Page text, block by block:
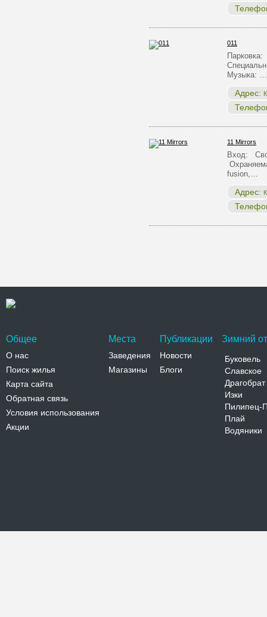
011
Музыка: …
Адрес:
11 Mirrors
Вход:
fusion,…
Адрес:
Общее
О нас
Поиск жилья
Карта сайта
Обратная связь
Условия использования
Акции
Места
Заведения
Магазины
Публикации
Новости
Блоги
Зимний
Буковель
Славское
Драгобрат
Изки
Пилипец-
Плай
Водяники